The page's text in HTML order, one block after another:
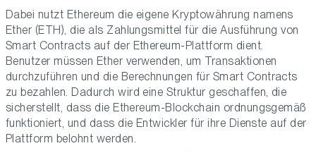
Dabei nutzt Ethereum die eigene Kryptowährung namens
Ether (ETH), die als Zahlungsmittel für die Ausführung von
Smart Contracts auf der Ethereum-Plattform dient.
Benutzer müssen Ether verwenden, um Transaktionen
durchzuführen und die Berechnungen für Smart Contracts
zu bezahlen. Dadurch wird eine Struktur geschaffen, die
sicherstellt, dass die Ethereum-Blockchain ordnungsgemäß
funktioniert, und dass die Entwickler für ihre Dienste auf der
Plattform belohnt werden.